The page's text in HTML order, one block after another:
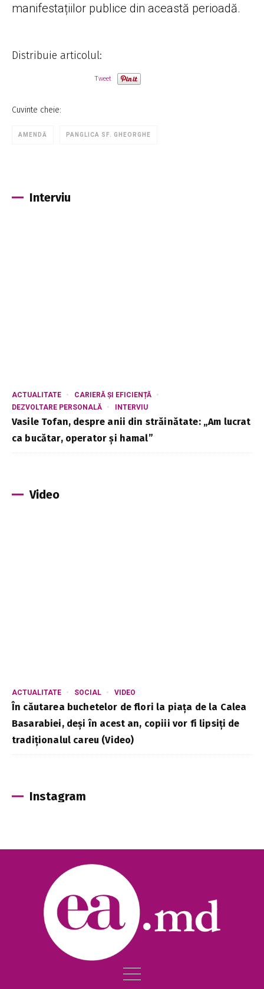
manifestațiilor publice din această perioadă.
Distribuie articolul:
Tweet
Cuvinte cheie:
AMENDĂ PANGLICA SF. GHEORGHE
Interviu
ACTUALITATE
CARIERĂ ȘI EFICIENȚĂ
DEZVOLTARE PERSONALĂ
INTERVIU
Vasile Tofan, despre anii din străinătate: „Am lucrat
ca bucătar, operator și hamal”
Video
ACTUALITATE SOCIAL VIDEO
În căutarea buchetelor de flori la piața de la Calea
Basarabiei, deși în acest an, copiii vor fi lipsiți de
tradiționalul careu (Video)
Instagram